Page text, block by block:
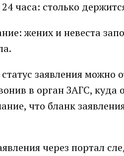
часа: столько
жених и невеста
заявления можно
в орган ЗАГС, куда
что бланк
через портал